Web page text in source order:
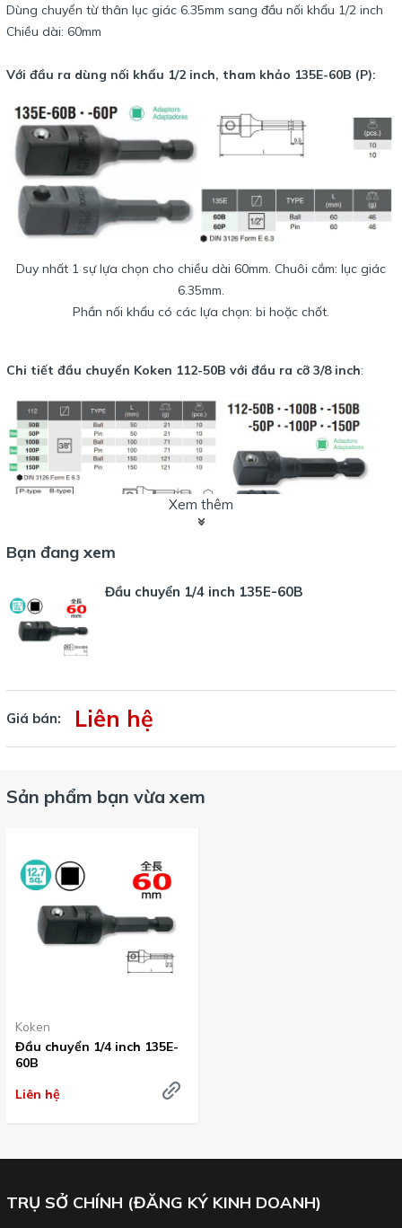
Dùng chuyển từ thân lục giác 6.35mm sang đầu nối khẩu 1/2 inch
Chiều dài: 60mm
Với đầu ra dùng nối khẩu 1/2 inch, tham khảo 135E-60B (P):
Duy nhất 1 sự lựa chọn cho chiều dài 60mm. Chuôi cắm: lục giác
6.35mm.
Phần nối khẩu có các lựa chọn: bi hoặc chốt.
Chi tiết đầu chuyển Koken 112-50B với đầu ra cỡ 3/8 inch:
Có các lựa chọn cho chiều dài 50, 100 hay 150mm. Đuôi lục giác
Phần nối khẩu có các lựa chọn: bi hoặc chốt.
Xem thêm
Bạn đang xem
Đầu chuyển 1/4 inch 135E-60B
Giá bán: Liên hệ
Sản phẩm bạn vừa xem
Koken
Đầu chuyển 1/4 inch 135E-
60B
Liên hệ
TRỤ SỞ CHÍNH (ĐĂNG KÝ KINH DOANH)